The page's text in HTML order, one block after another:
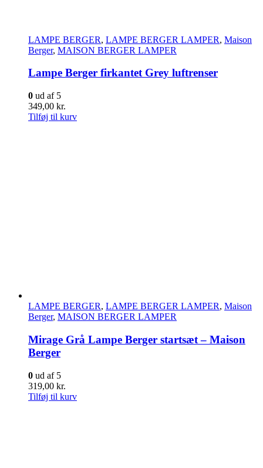
LAMPE BERGER, LAMPE BERGER LAMPER, Maison
Berger, MAISON BERGER LAMPER
Lampe Berger firkantet Grey luftrenser
0 ud af 5
349,00 kr.
Tilføj til kurv
LAMPE BERGER, LAMPE BERGER LAMPER, Maison
Berger, MAISON BERGER LAMPER
Mirage Grå Lampe Berger startsæt – Maison
Berger
0 ud af 5
319,00 kr.
Tilføj til kurv